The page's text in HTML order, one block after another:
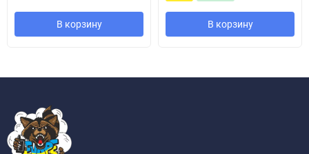
В корзину В корзину